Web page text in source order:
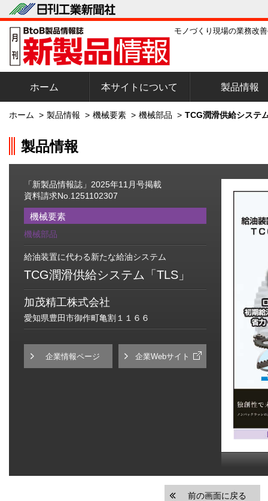
モノづくり現場の業務改
ホーム 本サイトについて 製品情報
ホーム > 製品情報 > 機械要素 > 機械部品 > TCG潤滑供給システ
製品情報
「新製品情報誌」2025年11月号掲載
資料請求No.1251102307
機械要素
機械部品
給油装置に代わる新たな給油システム
TCG潤滑供給システム「TLS」
加茂精工株式会社
愛知県豊田市御作町亀割１１６６
企業情報ページ 企業Webサイト
前の画面に戻る